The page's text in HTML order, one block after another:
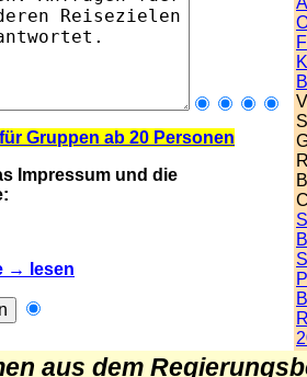
Gruppen ab 20 Personen
Impressum und die
→ lesen
aus dem